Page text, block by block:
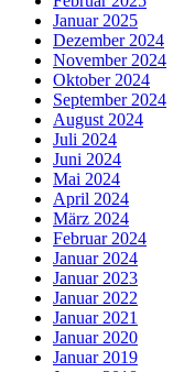
Januar 2025
Dezember 2024
November 2024
Oktober 2024
September 2024
August 2024
Juli 2024
Juni 2024
Mai 2024
April 2024
März 2024
Februar 2024
Januar 2024
Januar 2023
Januar 2022
Januar 2021
Januar 2020
Januar 2019